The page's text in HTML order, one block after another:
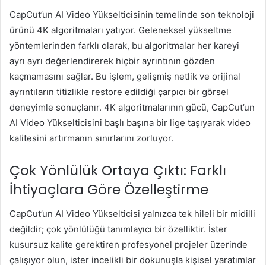
CapCut’un AI Video Yükselticisinin temelinde son teknoloji
ürünü 4K algoritmaları yatıyor. Geleneksel yükseltme
yöntemlerinden farklı olarak, bu algoritmalar her kareyi
ayrı ayrı değerlendirerek hiçbir ayrıntının gözden
kaçmamasını sağlar. Bu işlem, gelişmiş netlik ve orijinal
ayrıntıların titizlikle restore edildiği çarpıcı bir görsel
deneyimle sonuçlanır. 4K algoritmalarının gücü, CapCut’un
AI Video Yükselticisini başlı başına bir lige taşıyarak video
kalitesini artırmanın sınırlarını zorluyor.
Çok Yönlülük Ortaya Çıktı: Farklı
İhtiyaçlara Göre Özelleştirme
CapCut’un AI Video Yükselticisi yalnızca tek hileli bir midilli
değildir; çok yönlülüğü tanımlayıcı bir özelliktir. İster
kusursuz kalite gerektiren profesyonel projeler üzerinde
çalışıyor olun, ister incelikli bir dokunuşla kişisel yaratımlar